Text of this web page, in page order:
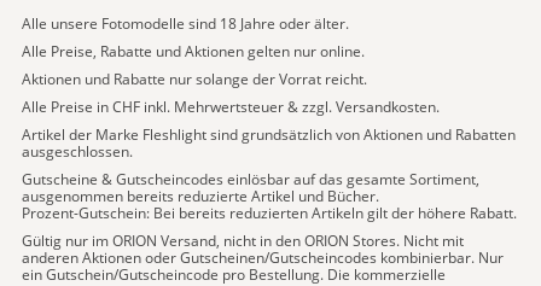
Alle unsere Fotomodelle sind 18 Jahre oder älter.
Alle Preise, Rabatte und Aktionen gelten nur online.
Aktionen und Rabatte nur solange der Vorrat reicht.
Alle Preise in CHF inkl. Mehrwertsteuer & zzgl. Versandkosten.
Artikel der Marke Fleshlight sind grundsätzlich von Aktionen und Rabatten
ausgeschlossen.
Gutscheine & Gutscheincodes einlösbar auf das gesamte Sortiment,
ausgenommen bereits reduzierte Artikel und Bücher.
Prozent-Gutschein: Bei bereits reduzierten Artikeln gilt der höhere Rabatt.
Gültig nur im ORION Versand, nicht in den ORION Stores. Nicht mit
anderen Aktionen oder Gutscheinen/Gutscheincodes kombinierbar. Nur
ein Gutschein/Gutscheincode pro Bestellung. Die kommerzielle